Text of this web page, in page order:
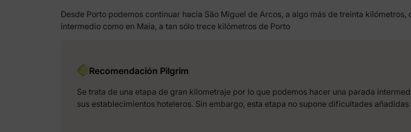
Desde Porto podemos continuar hacia São Miguel de Arcos, a algo más de treinta
intermedio como en Maia, a tan sólo trece kilómetros de Porto
Recomendación Pilgrim
Se trata de una etapa de gran kilometraje por lo que podemos hacer una parada
sus establecimientos hoteleros. Sin embargo, esta etapa no supone dificultades